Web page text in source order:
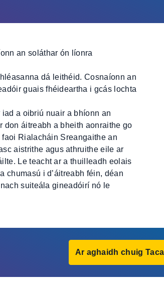
an soláthar ón líonra
dá leithéid. Cosnaíonn an
guais fhéideartha i gcás lochta
a oibriú nuair a bhíonn an
don áitreabh a bheith aonraithe go
Rialacháin Sreangaithe an
aistrithe agus athruithe eile ar
Le teacht ar a thuilleadh eolais
chumasú i d’áitreabh féin, déan
suiteála gineadóirí nó le
Ar aghaidh chuig